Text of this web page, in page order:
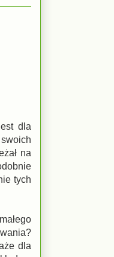
dla
na
tych
dla